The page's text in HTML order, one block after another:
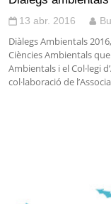
13 abr. 2016
Diàlegs Ambientals
Ciències Ambientals
Ambientals i el Col·legi
col·laboració de